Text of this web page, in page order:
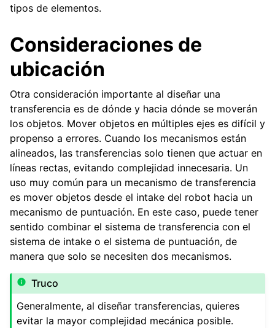
navigation of Intake activo
navigation of Transferencias
navigation of Torretas
navigation of Electrónica y Componentes de Movimiento
navigation of Software
navigation of Premios
navigation of Apéndice
navigation of Guía del colaborador
tipos de elementos.
Consideraciones de
ubicación
Otra consideración importante al diseñar una
transferencia es de dónde y hacia dónde se moverán
los objetos. Mover objetos en múltiples ejes es difícil y
propenso a errores. Cuando los mecanismos están
alineados, las transferencias solo tienen que actuar en
líneas rectas, evitando complejidad innecesaria. Un
uso muy común para un mecanismo de transferencia
es mover objetos desde el intake del robot hacia un
mecanismo de puntuación. En este caso, puede tener
sentido combinar el sistema de transferencia con el
sistema de intake o el sistema de puntuación, de
manera que solo se necesiten dos mecanismos.
Truco
Generalmente, al diseñar transferencias, quieres
evitar la mayor complejidad mecánica posible.